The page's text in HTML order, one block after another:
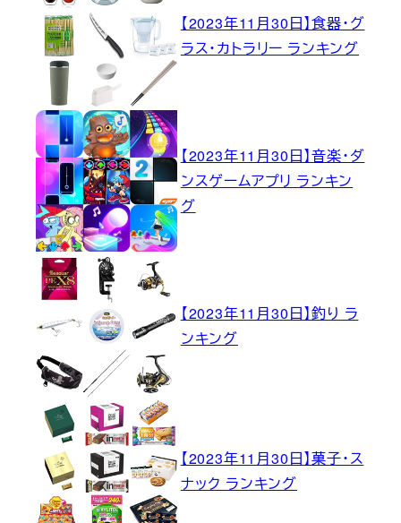
【2023年11月30日】食器・グ
ラス・カトラリー ランキング
【2023年11月30日】音楽・ダ
ンスゲームアプリ ランキン
グ
【2023年11月30日】釣り ラ
ンキング
【2023年11月30日】菓子・ス
ナック ランキング